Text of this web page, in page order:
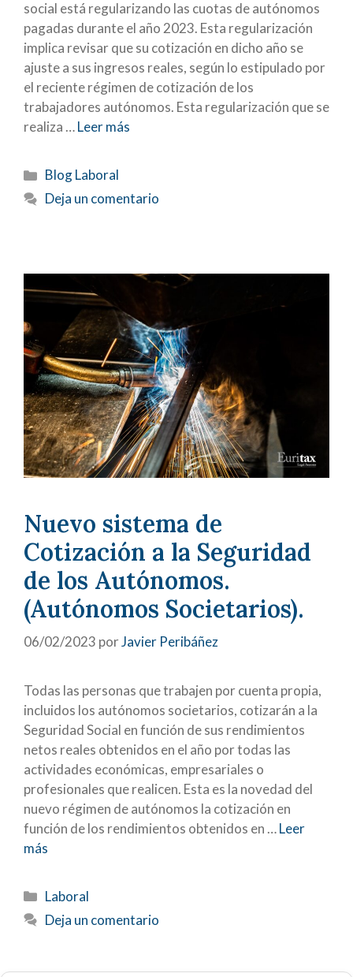
social está regularizando las cuotas de autónomos
pagadas durante el año 2023. Esta regularización
implica revisar que su cotización en dicho año se
ajuste a sus ingresos reales, según lo estipulado por
el reciente régimen de cotización de los
trabajadores autónomos. Esta regularización que se
realiza …Leer más
Categorías
Blog Laboral
Deja un comentario
Nuevo sistema de
Cotización a la Seguridad
de los Autónomos.
(Autónomos Societarios).
06/02/2023 porJavier Peribáñez
Todas las personas que trabajen por cuenta propia,
incluidos los autónomos societarios, cotizarán a la
Seguridad Social en función de sus rendimientos
netos reales obtenidos en el año por todas las
actividades económicas, empresariales o
profesionales que realicen. Esta es la novedad del
nuevo régimen de autónomos la cotización en
función de los rendimientos obtenidos en …Leer
más
Categorías
Laboral
Deja un comentario